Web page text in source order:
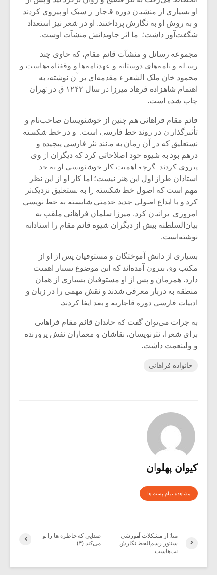
او بسیاری از منشیان دوره قاجار از سبک او پیروی کردند
و به روش او به نگارش پرداختند. او در شعر نیز استعداد
شگفت‌آور داشت؛ اما اثر جاویدانش منشآت اوست.
مجموعه رسائل و منشآت قائم مقام، که حاوی چند
رساله و نامه‌های دوستانه و عهدنامه‌ها و وقفنامه‌هاست و
محمود خان ملک الشعراء مقدمه‌ای بر آن نوشته، به
اهتمام شاهزاده فرهاد میرزا در سال ۱۲۴۲ ق در تهران
چاپ شده است.
قائم مقام فراهانی هم چنین از خوشنویسان صاحب‌نام و
تأثیرگذاران در روند خط فارسی است. او در خط شکسته
نستعلیق که در آن زمان به مانند نثر فارسی پیچیده و
درهم بود به شیوه خود اصلاحاتی کرد که دیگران از وی
پیروی کردند. گرچه اهمیت کار خوشنویسی او به حد
استادان طراز اول این هنر نیست؛ اما کار او از این نظر
مهم است که اصول خط شکسته را به نستعلیق نزدیک‌تر
کرد و با ابداع اصولی جدید خدمتی شایسته به خط نویسی
امروزی ایرانیان کرد. میرزا سلمان فراهانی ملقب به
بیان‌السلطنه بیش از دیگران شیوه قائم مقام را استادانه
نوشته‌است.
بسیاری از دانش آموختگان و مستوفیان پس از او از
مکتب وی بیرون آمده‌اند که این موضوع بسیار اهمیت
دارد. همزمان و پس از او مستوفیان بسیاری از همان
منطقه به دربار معرفی شدند و نقش مهمی‌ را در زبان و
ادبیات فارسی دوره قاجاریه و بعد ایفا کردند.
به جرات می‌‌‌‌‌‌‌‌توان گفت که خاندان قائم مقام فراهانی
برای شعرا، نثرنویسان، نقاشان و معماران نقش پرورنده
و ولینعمت داشت.
خانواده فراهانی
کیوان پهلوان
مشاهده تمام پست ها
صدایی که خاطره ها را نو
می‌کند (۴)
منا: از مشکلات آموزشی
سنتور رسم‌الخط نگارش
نت‌هاست